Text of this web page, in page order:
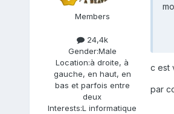
Members
24,4k
Gender:Male
Location:à droite, à
gauche, en haut, en
bas et parfois entre
deux
Interests:L informatique
c est
par